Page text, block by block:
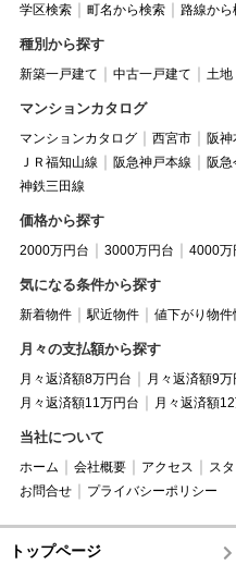
学区検索 町名から検索 路線から
種別から探す
新築一戸建て 中古一戸建て 土地
マンションカタログ
マンションカタログ 西宮市 阪神
ＪＲ福知山線
阪急神戸本線 阪急
神鉄三田線
価格から探す
2000万円台 3000万円台 4000万
気になる条件から探す
新着物件 駅近物件 値下がり物件
月々の支払額から探す
月々返済額8万円台 月々返済額9万
月々返済額11万円台
月々返済額
当社について
ホーム 会社概要 アクセス ス
お問合せ
プライバシーポリシー
トップページ